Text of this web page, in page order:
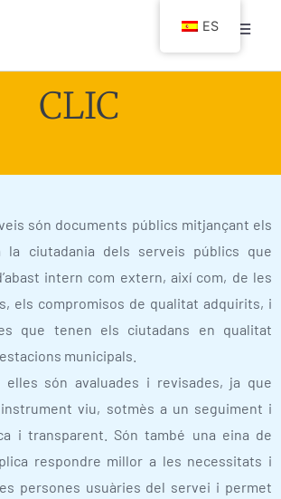
CLIC
són documents públics mitjançant els
la ciutadania dels serveis públics que
intern com extern, així com, de les
els compromisos de qualitat adquirits, i
que tenen els ciutadans en qualitat
municipals.
elles són avaluades i revisades, ja que
viu, sotmès a un seguiment i
i transparent. Són també una eina de
respondre millor a les necessitats i
persones usuàries del servei i permet
ES